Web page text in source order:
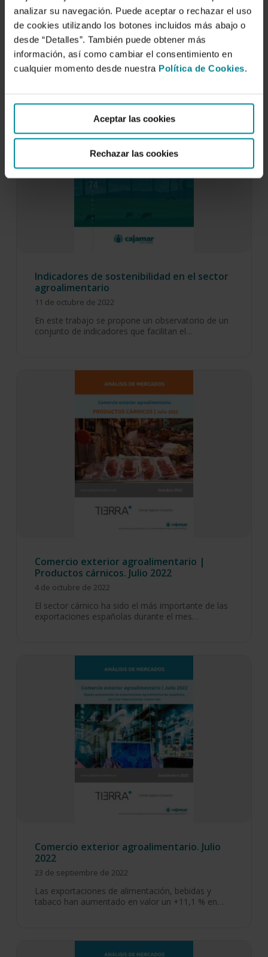
analizar su navegación. Puede aceptar o rechazar el uso
de cookies utilizando los botones incluidos más abajo o
desde “Detalles”. También puede obtener más
información, así como cambiar el consentimiento en
cualquier momento desde nuestra Política de Cookies.
Aceptar las cookies
Rechazar las cookies
2 de noviembre de 2022
El sector de los aceites ha ocupado la quinta
posición de las exportaciones españolas en…
Indicadores de sostenibilidad en el sector
agroalimentario
11 de octubre de 2022
En este trabajo se propone un observatorio de un
conjunto de indicadores que facilitan el…
Comercio exterior agroalimentario |
Productos cárnicos. Julio 2022
4 de octubre de 2022
El sector cárnico ha sido el más importante de las
exportaciones españolas durante el mes…
Comercio exterior agroalimentario. Julio
2022
23 de septiembre de 2022
Las exportaciones de alimentación, bebidas y
tabaco han aumentado en valor un +11,1 % en…